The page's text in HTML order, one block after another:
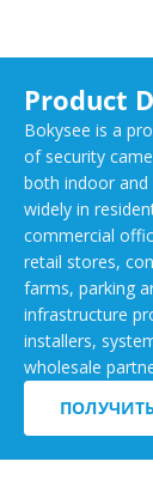
Product
Bokysee is a
of security
both indoor
widely in
commercial
retail stores,
farms, parking
infrastructure
installers,
wholesale